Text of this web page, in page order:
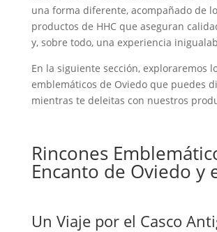
una forma diferente, acompañado de
productos de HHC que aseguran
y, sobre todo, una experiencia
En la siguiente sección, exploraremos
emblemáticos de Oviedo que puedes
mientras te deleitas con nuestros
Rincones
Encanto de Oviedo y
Un Viaje por el Casco